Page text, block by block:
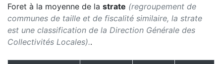
Foret à la moyenne de la strate (regroupement de
communes de taille et de fiscalité similaire, la strate
est une classification de la Direction Générale des
Collectivités Locales)..